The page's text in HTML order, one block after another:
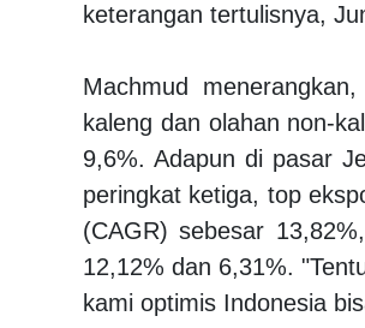
keterangan tertulisnya,
Machmud
kaleng dan olahan non-
9,6%. Adapun di pasar
peringkat ketiga, top
(CAGR) sebesar
12,12% dan 6,31%.
kami optimis Indonesia